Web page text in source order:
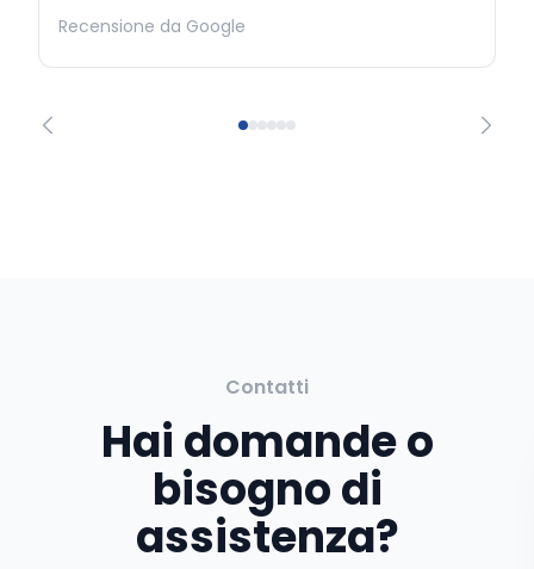
Recensione da Google
Contatti
Hai domande o
bisogno di
assistenza?